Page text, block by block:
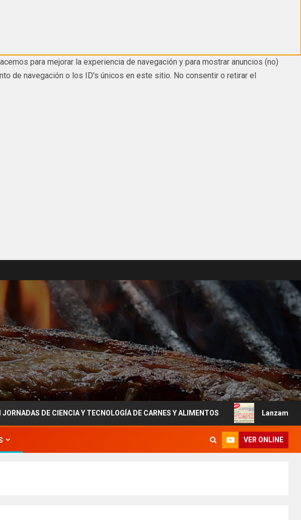
para mejorar la experiencia de navegación y para mostrar anuncios (no)
de navegación o los ID's únicos en este sitio. No consentir o retirar el
DE CIENCIA Y TECNOLOGÍA DE CARNES Y ALIMENTOS Lanzamiento de un
VER ONLINE